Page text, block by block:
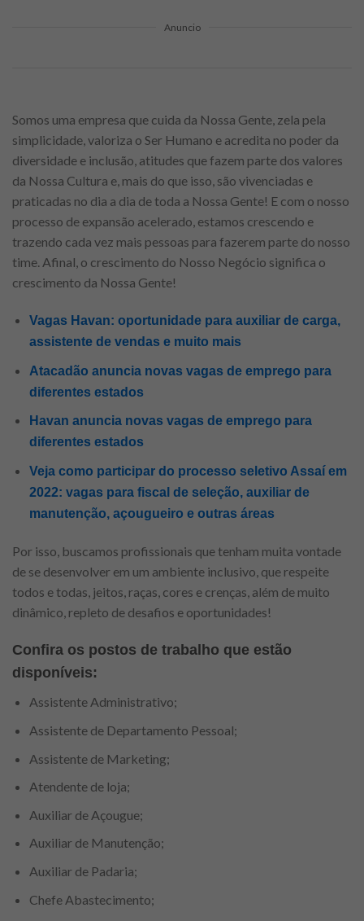
Anuncio
Somos uma empresa que cuida da Nossa Gente, zela pela
simplicidade, valoriza o Ser Humano e acredita no poder da
diversidade e inclusão, atitudes que fazem parte dos valores
da Nossa Cultura e, mais do que isso, são vivenciadas e
praticadas no dia a dia de toda a Nossa Gente! E com o nosso
processo de expansão acelerado, estamos crescendo e
trazendo cada vez mais pessoas para fazerem parte do nosso
time. Afinal, o crescimento do Nosso Negócio significa o
crescimento da Nossa Gente!
Vagas Havan: oportunidade para auxiliar de carga,
assistente de vendas e muito mais
Atacadão anuncia novas vagas de emprego para
diferentes estados
Havan anuncia novas vagas de emprego para
diferentes estados
Veja como participar do processo seletivo Assaí em
2022: vagas para fiscal de seleção, auxiliar de
manutenção, açougueiro e outras áreas
Por isso, buscamos profissionais que tenham muita vontade
de se desenvolver em um ambiente inclusivo, que respeite
todos e todas, jeitos, raças, cores e crenças, além de muito
dinâmico, repleto de desafios e oportunidades!
Confira os postos de trabalho que estão
disponíveis:
Assistente Administrativo;
Assistente de Departamento Pessoal;
Assistente de Marketing;
Atendente de loja;
Auxiliar de Açougue;
Auxiliar de Manutenção;
Auxiliar de Padaria;
Chefe Abastecimento;